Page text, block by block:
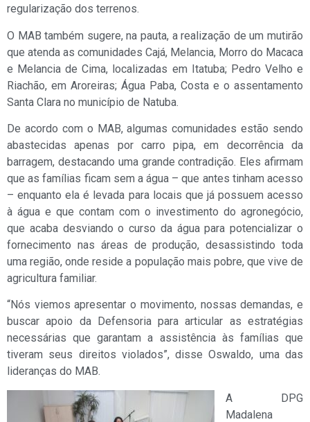
regularização dos terrenos.
O MAB também sugere, na pauta, a realização de um mutirão
que atenda as comunidades Cajá, Melancia, Morro do Macaca
e Melancia de Cima, localizadas em Itatuba; Pedro Velho e
Riachão, em Aroreiras; Água Paba, Costa e o assentamento
Santa Clara no município de Natuba.
De acordo com o MAB, algumas comunidades estão sendo
abastecidas apenas por carro pipa, em decorrência da
barragem, destacando uma grande contradição. Eles afirmam
que as famílias ficam sem a água – que antes tinham acesso
– enquanto ela é levada para locais que já possuem acesso
à água e que contam com o investimento do agronegócio,
que acaba desviando o curso da água para potencializar o
fornecimento nas áreas de produção, desassistindo toda
uma região, onde reside a população mais pobre, que vive de
agricultura familiar.
“Nós viemos apresentar o movimento, nossas demandas, e
buscar apoio da Defensoria para articular as estratégias
necessárias que garantam a assistência às famílias que
tiveram seus direitos violados”, disse Oswaldo, uma das
lideranças do MAB.
A DPG
Madalena